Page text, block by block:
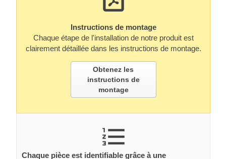
Instructions de montage
Chaque étape de l'installation de notre produit est
clairement détaillée dans les instructions de montage.
Obtenez les
instructions de
montage
Chaque pièce est identifiable grâce à une